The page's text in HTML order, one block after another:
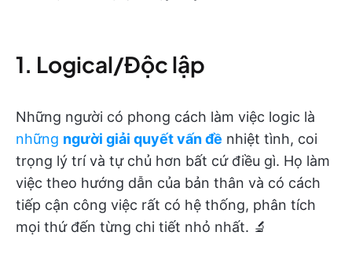
1. Logical/Độc lập
Những người có phong cách làm việc logic là
những người giải quyết vấn đề nhiệt tình, coi
trọng lý trí và tự chủ hơn bất cứ điều gì. Họ làm
việc theo hướng dẫn của bản thân và có cách
tiếp cận công việc rất có hệ thống, phân tích
mọi thứ đến từng chi tiết nhỏ nhất. 🔬